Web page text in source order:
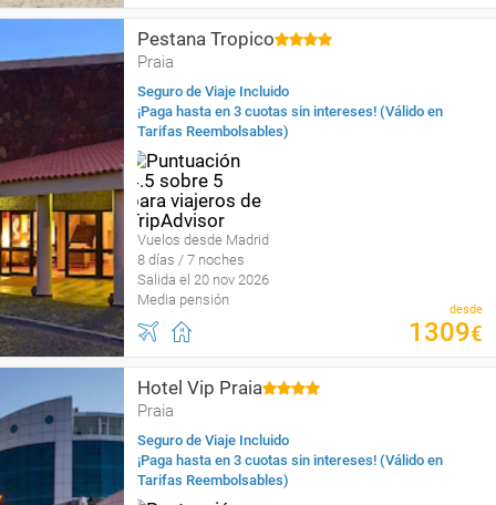
Pestana Tropico
Praia
Seguro de Viaje Incluido
¡Paga hasta en 3 cuotas sin intereses! (Válido en
Tarifas Reembolsables)
Vuelos desde Madrid
8 días / 7 noches
Salida el 20 nov 2026
Media pensión
desde
1309€
Hotel Vip Praia
Praia
Seguro de Viaje Incluido
¡Paga hasta en 3 cuotas sin intereses! (Válido en
Tarifas Reembolsables)